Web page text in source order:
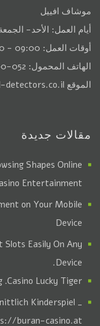
موشاف افييل
أيام العمل: الأحد- الجمعة
أوقات العمل: 09:00 - 19:00
الهاتف المحمول: 052-7870000
الموقع detectors.co.il
مقالات جديدة
Shapes Online
Entertainment
on Your Mobile
Device
Slots Easily On Any
Device.
Casino Lucky Tiger
. Australian territory Start Playing
Kinderspiel _
buran-casino.at